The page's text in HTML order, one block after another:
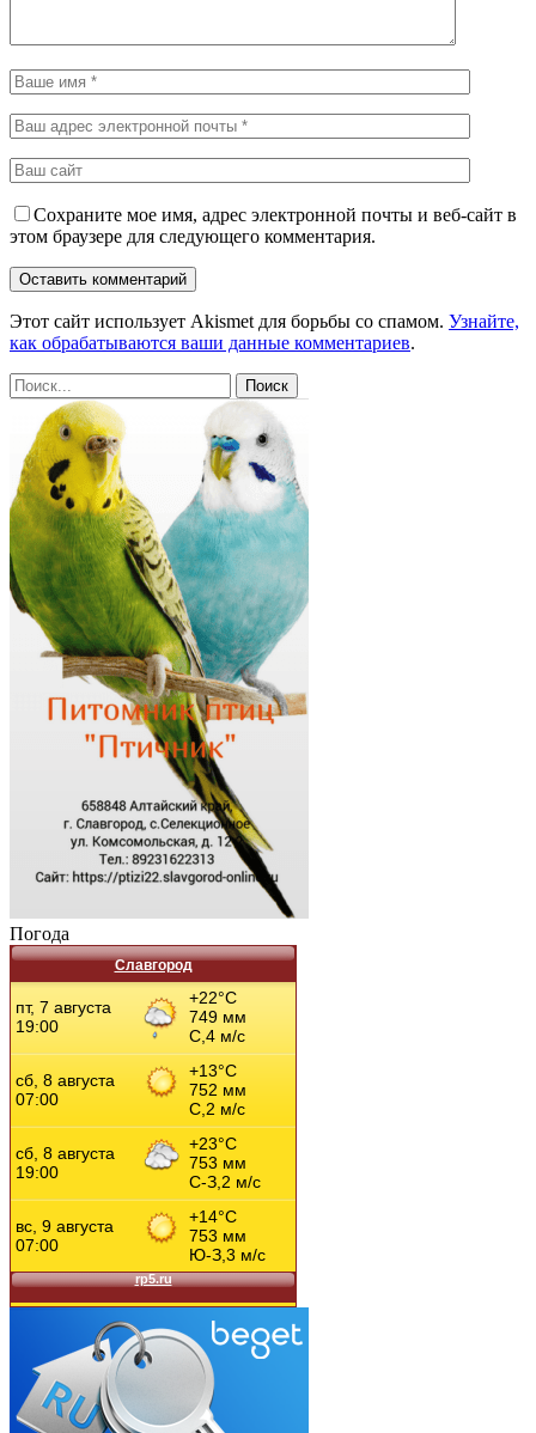
Сохраните мое имя, адрес электронной почты и веб-сайт в
этом браузере для следующего комментария.
Этот сайт использует Akismet для борьбы со спамом. Узнайте,
как обрабатываются ваши данные комментариев.
Погода
Славгород